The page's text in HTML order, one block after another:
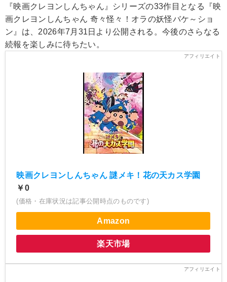
『映画クレヨンしんちゃん』シリーズの33作目となる『映
画クレヨンしんちゃん 奇々怪々！オラの妖怪バケ～ショ
ン』は、2026年7月31日より公開される。今後のさらなる
続報を楽しみに待ちたい。
映画クレヨンしんちゃん 謎メキ！花の天カス学園
￥0
(価格・在庫状況は記事公開時点のものです)
Amazon
楽天市場